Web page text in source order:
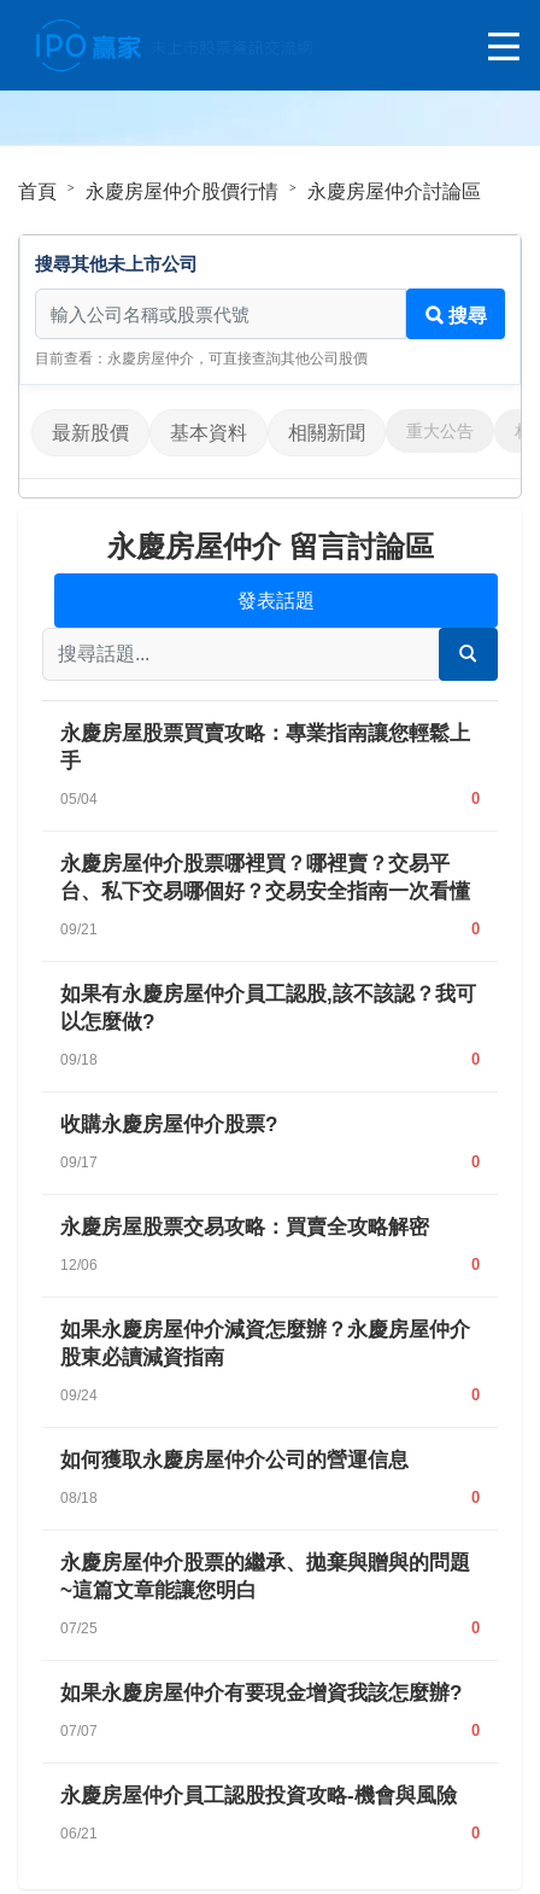
首頁 永慶房屋仲介股價行情 永慶房屋仲介討論區
搜尋其他未上市公司
搜尋其他未上市公司
搜尋
目前查看：永慶房屋仲介，可直接查詢其他公司股價
最新股價 基本資料 相關新聞 重大公告 相
永慶房屋仲介 留言討論區
發表話題
永慶房屋股票買賣攻略：專業指南讓您輕鬆上
手
05/04 0
永慶房屋仲介股票哪裡買？哪裡賣？交易平
台、私下交易哪個好？交易安全指南一次看懂
09/21 0
如果有永慶房屋仲介員工認股,該不該認？我可
以怎麼做?
09/18 0
收購永慶房屋仲介股票?
09/17 0
永慶房屋股票交易攻略：買賣全攻略解密
12/06 0
如果永慶房屋仲介減資怎麼辦？永慶房屋仲介
股東必讀減資指南
09/24 0
如何獲取永慶房屋仲介公司的營運信息
08/18 0
永慶房屋仲介股票的繼承、拋棄與贈與的問題
~這篇文章能讓您明白
07/25 0
如果永慶房屋仲介有要現金增資我該怎麼辦?
07/07 0
永慶房屋仲介員工認股投資攻略-機會與風險
06/21 0